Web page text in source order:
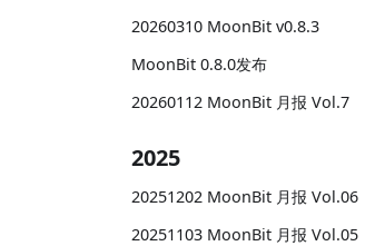
20260310 MoonBit v0.8.3
MoonBit 0.8.0发布
20260112 MoonBit 月报 Vol.7
2025
20251202 MoonBit 月报 Vol.06
20251103 MoonBit 月报 Vol.05